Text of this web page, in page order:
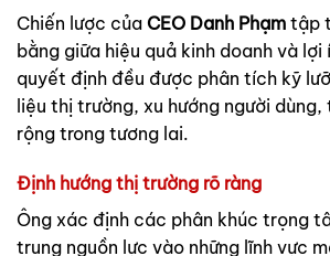
Chiến lược của CEO Danh Phạm tập
bằng giữa hiệu quả kinh doanh và lợi
quyết định đều được phân tích kỹ
liệu thị trường, xu hướng người dùng,
rộng trong tương lai.
Định hướng thị trường rõ ràng
Ông xác định các phân khúc trọng
trung nguồn lực vào những lĩnh vực